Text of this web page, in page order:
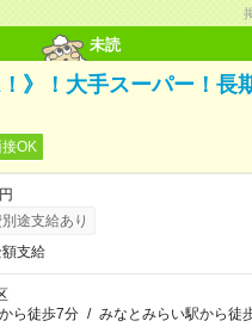
未読
！》！大手スーパー！長
OK
途支給あり
支給
から徒歩7分 / みなとみらい駅から徒